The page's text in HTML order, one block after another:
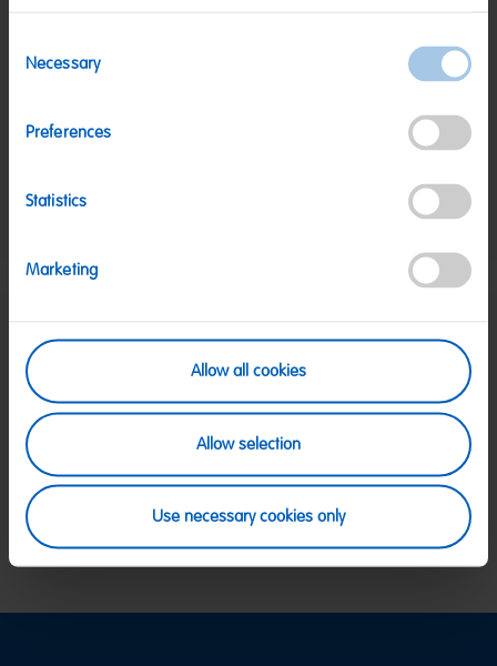
Selection
Necessary
Preferences
Statistics
Marketing
Allow all cookies
Allow selection
Use necessary cookies only
Kohlenhydrate:
Eiweiß:
SICHERE ZAHLUNG
Rechnung, Visa, Mastercard
Ab 39 € innerhalb Deutschlands
Ab 79 € nach Österreich
Wir sind Mo-Fr von 08-18:00 Uhr für dich da.
2641 300 1001oder über unserKontaktformular.